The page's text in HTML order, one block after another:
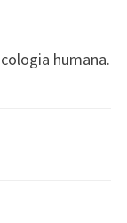
humana.